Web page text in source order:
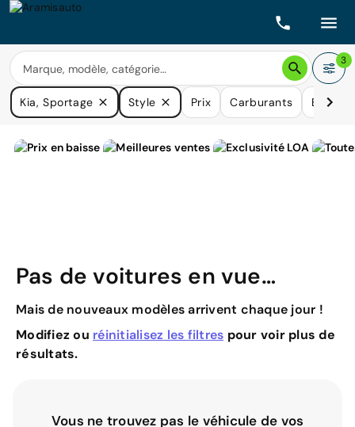
3
Kia, Sportage Style Prix Carburants Boîtes
Pas de voitures en vue…
Mais de nouveaux modèles arrivent chaque jour !
Modifiez ou réinitialisez les filtres pour voir plus de
résultats.
Vous ne trouvez pas le véhicule de vos